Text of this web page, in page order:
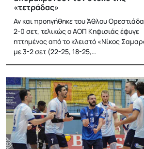
«τετράδας»
Αν και προηγήθηκε του Άθλου
2-0 σετ, τελικώς ο ΑΟΠ Κηφισιάς έφυγε
ηττημένος από το κλειστό «Νίκος
με 3-2 σετ (22-25, 18-25,…